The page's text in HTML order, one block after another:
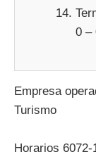
0 –
Empresa
Turismo
Horarios 6072-